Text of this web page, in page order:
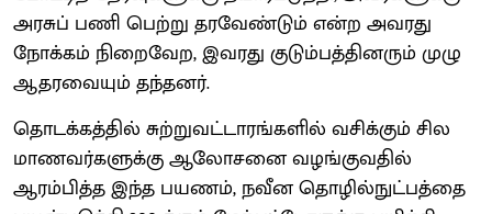
அரசுப் பணி பெற்று தரவேண்டும் என்ற அவரது
நோக்கம் நிறைவேற, இவரது குடும்பத்தினரும் முழு
ஆதரவையும் தந்தனர்.
தொடக்கத்தில் சுற்றுவட்டாரங்களில் வசிக்கும் சில
மாணவர்களுக்கு ஆலோசனை வழங்குவதில்
ஆரம்பித்த இந்த பயணம், நவீன தொழில்நுட்பத்தை